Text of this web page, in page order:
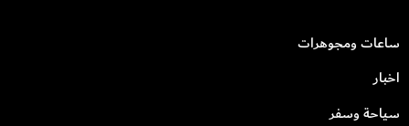
ساعات ومجوهرات
اخبار
سياحة وسفر